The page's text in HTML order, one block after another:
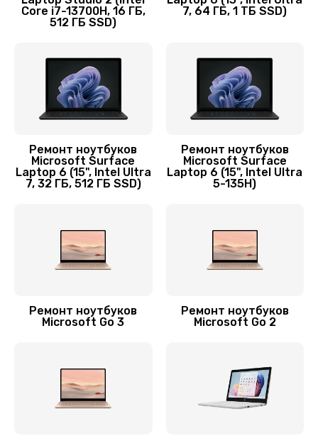
Заказать
Замена HDMI ноутбука Microsoft
390 руб.
Заказать
945 руб.
Замена аккумулятора
Core i7-13700H, 16 ГБ,
512 ГБ SSD)
7, 64 ГБ, 1 ТБ SSD)
Ремонт ноутбуков
Microsoft Surface
Laptop 6 (15", Intel Ultra
7, 32 ГБ, 512 ГБ SSD)
Ремонт ноутбуков
Microsoft Surface
Laptop 6 (15", Intel Ultra
5-135H)
Ремонт ноутбуков
Microsoft Go 3
Ремонт ноутбуков
Microsoft Go 2